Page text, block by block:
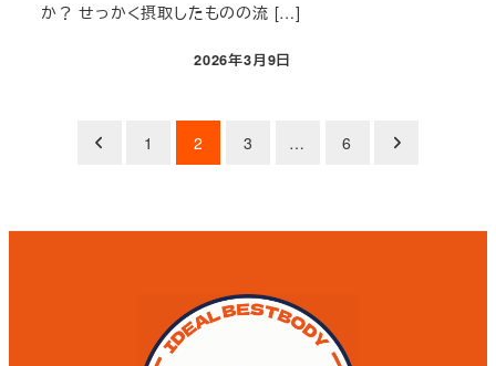
か？ せっかく摂取したものの流 […]
投稿日
2026年3月9日
の
1 2 3 … 6